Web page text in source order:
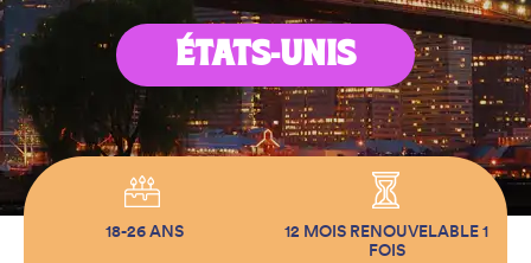
ÉTATS-UNIS
18-26 ANS
12 MOIS RENOUVELABLE 1
FOIS